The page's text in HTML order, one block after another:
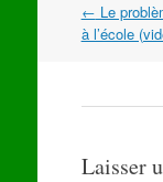
Navigation
dans
← Le
à l’école
Laisser